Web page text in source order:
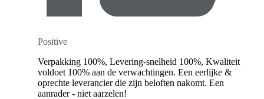
Positive
Verpakking 100%, Levering-snelheid 100%, Kwaliteit
voldoet 100% aan de verwachtingen. Een eerlijke &
oprechte leverancier die zijn beloften nakomt. Een
aanrader - niet aarzelen!